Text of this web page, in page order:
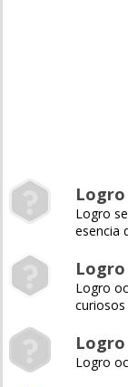
Logro
esencia
Logro
curiosos
Logro